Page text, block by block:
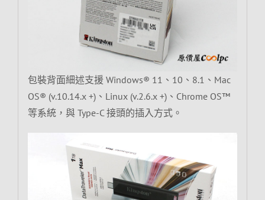
包裝背面細述支援 Windows® 11、10、8.1、Mac
OS® (v.10.14.x +)、Linux (v.2.6.x +)、Chrome OS™
等系統，與 Type-C 接頭的插入方式。